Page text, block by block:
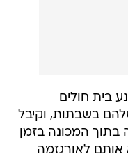
בית חולים
בשבתות, וקיבל
בתוך המכונה בזמן
אותם לאורגזמה